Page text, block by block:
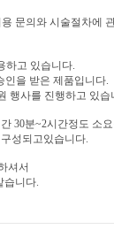
문의와 시술절차에
하고 있습니다.
인을 받은 제품입니다.
행사를 진행하고 있습
30분~2시간정도 소
성되고있습니다.
셔서
습니다.